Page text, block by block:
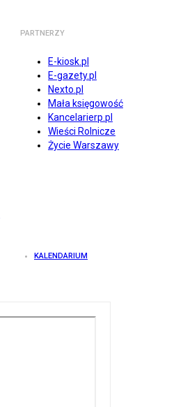
PARTNERZY
E-kiosk.pl
E-gazety.pl
Nexto.pl
Mała księgowość
Kancelarierp.pl
Wieści Rolnicze
Życie Warszawy
KALENDARIUM